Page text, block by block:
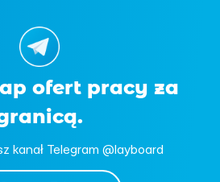
ofert pracy za
kanał Telegram @layboard